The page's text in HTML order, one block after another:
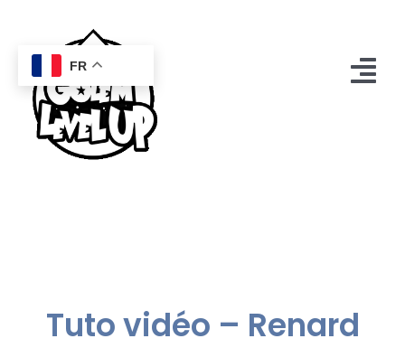
contenu
Contact
Tuto vidéo – Renard
FR